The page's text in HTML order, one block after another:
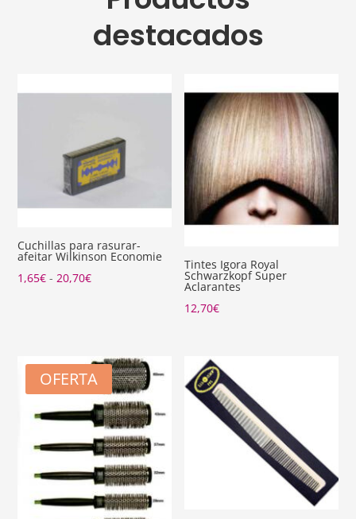
destacados
Cuchillas para rasurar-
afeitar Wilkinson Economie
1,65€ - 20,70€Rango
1,65€
hasta
20,70€
Tintes Igora Royal
Schwarzkopf Super
Aclarantes
12,70€
OFERTA